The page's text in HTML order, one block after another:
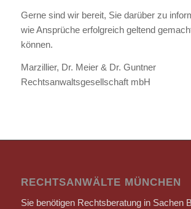
Gerne sind wir bereit, Sie darüber zu
wie Ansprüche erfolgreich geltend
können.
Marzillier, Dr. Meier & Dr. Guntner
Rechtsanwaltsgesellschaft mbH
RECHTSANWÄLTE MÜNCHEN
Sie benötigen Rechtsberatung in Sachen